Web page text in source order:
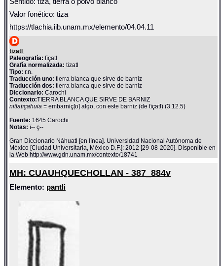
Valor fonético: tiza
https://tlachia.iib.unam.mx/elemento/04.04.11
tizatl
Paleografía: tïçatl
Grafía normalizada: tizatl
Tipo: r.n.
Traducción uno: tierra blanca que sirve de barniz
Traducción dos: tierra blanca que sirve de barniz
Diccionario:Carochi
Contexto:TIERRA BLANCA QUE SIRVE DE BARNIZ
nitlatïçahuia= embarniç[o] algo, con este barniz (de tïçatl) (3.12.5)
Fuente: 1645 Carochi
Notas: ï-- ç--
Gran Diccionario Náhuatl [en línea]. Universidad Nacional Autónoma de
México [Ciudad Universitaria, México D.F.]: 2012 [29-08-2020]. Disponible en
la Web http://www.gdn.unam.mx/contexto/18741
MH: CUAUHQUECHOLLAN - 387_884v
Elemento: pantli